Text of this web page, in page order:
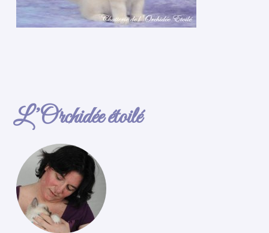
L’Orchidée étoilé